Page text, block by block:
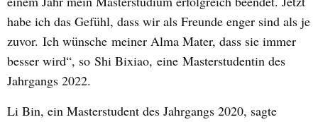
habe ich das Gefühl, dass wir als Freunde enger sind als je
zuvor. Ich wünsche meiner Alma Mater, dass sie immer
besser wird“, so Shi Bixiao, eine Masterstudentin des
Jahrgangs 2022.
Li Bin, ein Masterstudent des Jahrgangs 2020, sagte